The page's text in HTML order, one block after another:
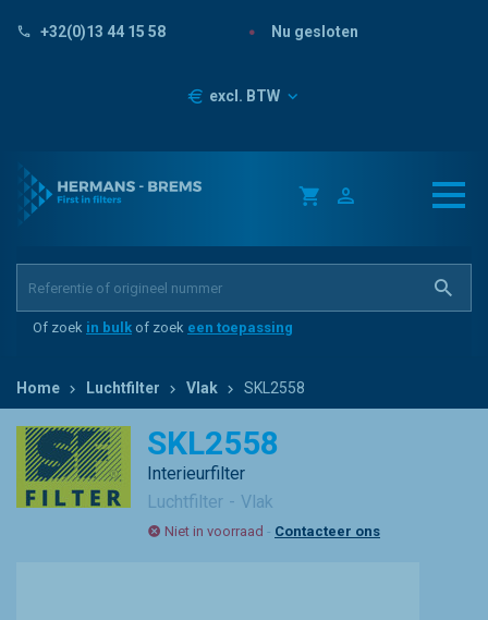
+32(0)13 44 15 58 Nu gesloten
Prijzen
excl. BTW
Of zoek in bulk of zoek een toepassing
Home Luchtfilter Vlak SKL2558
SKL2558
Interieurfilter
Luchtfilter
Vlak
Niet in voorraad - Contacteer ons